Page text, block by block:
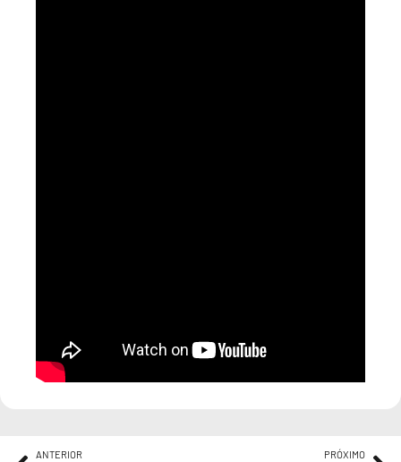
ANTERIOR PRÓXIMO